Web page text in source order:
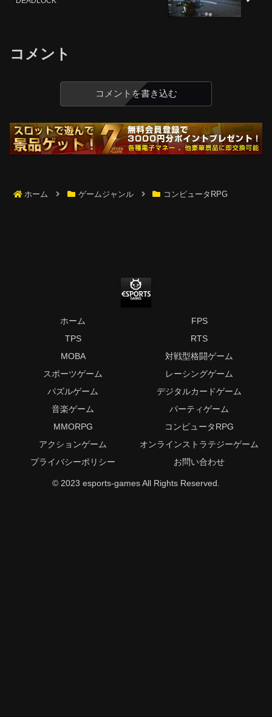
コメント
コメントを書き込む
ホーム ゲームジャンル コンピュータRPG
ホーム
FPS
TPS
RTS
MOBA
対戦型格闘ゲーム
スポーツゲーム
レーシングゲーム
パズルゲーム
デジタルカードゲーム
音楽ゲーム
パーティゲーム
MMORPG
コンピュータRPG
アクションゲーム
オンラインストラテジーゲーム
プライバシーポリシー
お問い合わせ
© 2023 esports-games All Rights Reserved.